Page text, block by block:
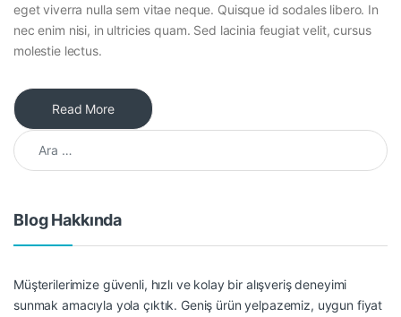
eget viverra nulla sem vitae neque. Quisque id sodales libero. In
nec enim nisi, in ultricies quam. Sed lacinia feugiat velit, cursus
molestie lectus.
Read More
Arama:
Blog Hakkında
Müşterilerimize güvenli, hızlı ve kolay bir alışveriş deneyimi
sunmak amacıyla yola çıktık. Geniş ürün yelpazemiz, uygun fiyat